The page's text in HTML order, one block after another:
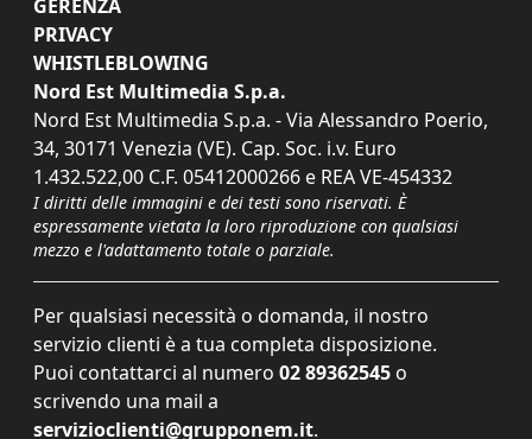
GERENZA
PRIVACY
WHISTLEBLOWING
Nord Est Multimedia S.p.a.
Nord Est Multimedia S.p.a. - Via Alessandro Poerio,
34, 30171 Venezia (VE). Cap. Soc. i.v. Euro
1.432.522,00 C.F. 05412000266 e REA VE-454332
I diritti delle immagini e dei testi sono riservati. È
espressamente vietata la loro riproduzione con qualsiasi
mezzo e l'adattamento totale o parziale.
Per qualsiasi necessità o domanda, il nostro
servizio clienti è a tua completa disposizione.
Puoi contattarci al numero 02 89362545 o
scrivendo una mail a
servizioclienti@grupponem.it.